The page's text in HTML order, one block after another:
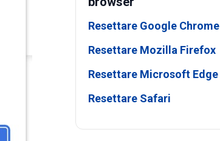
Resettare Google Chrome
Resettare Mozilla Firefox
Resettare Microsoft Edge
Resettare Safari